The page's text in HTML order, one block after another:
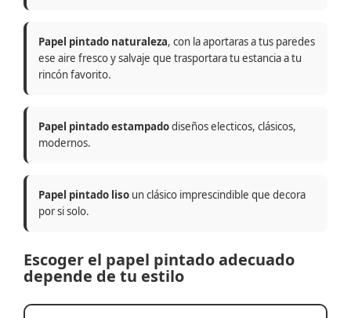
Papel pintado naturaleza, con la aportaras a tus paredes
ese aire fresco y salvaje que trasportara tu estancia a tu
rincón favorito.
Papel pintado estampadodiseños electicos, clásicos,
modernos.
Papel pintado liso un clásico imprescindible que decora
por si solo.
Escoger el papel pintado adecuado
depende de tu estilo